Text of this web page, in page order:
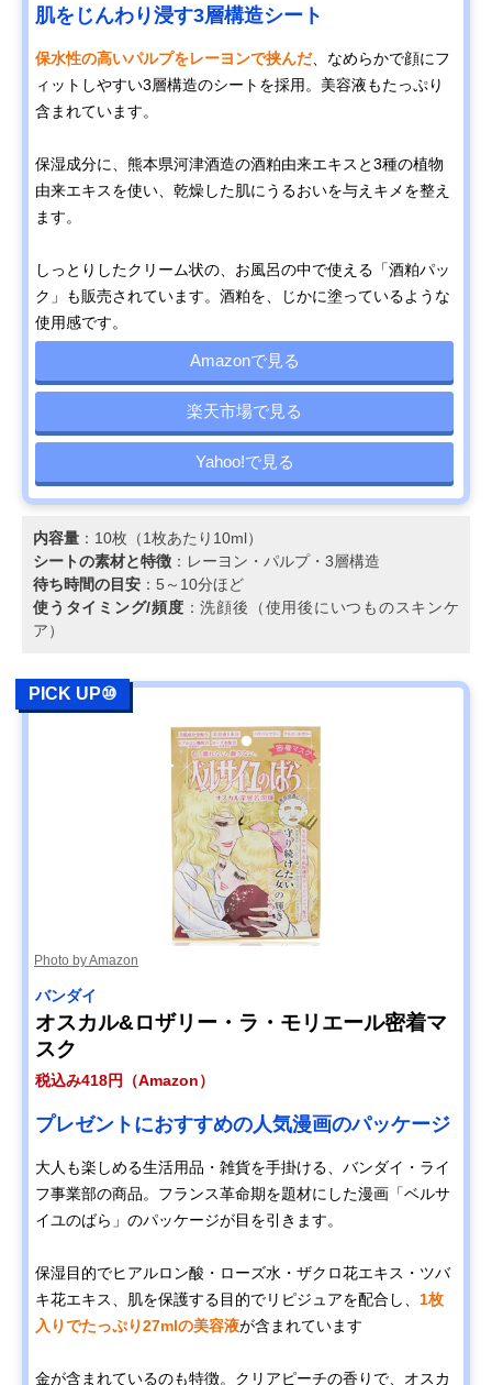
肌をじんわり浸す3層構造シート
保水性の高いパルプをレーヨンで挟んだ、なめらかで顔にフ
ィットしやすい3層構造のシートを採用。美容液もたっぷり
含まれています。
保湿成分に、熊本県河津酒造の酒粕由来エキスと3種の植物
由来エキスを使い、乾燥した肌にうるおいを与えキメを整え
ます。
しっとりしたクリーム状の、お風呂の中で使える「酒粕パッ
ク」も販売されています。酒粕を、じかに塗っているような
使用感です。
Amazonで見る
楽天市場で見る
Yahoo!で見る
内容量 ：10枚（1枚あたり10ml）
シートの素材と特徴 ：レーヨン・パルプ・3層構造
待ち時間の目安 ：5～10分ほど
使うタイミング/頻度 ：洗顔後（使用後にいつものスキンケ
ア）
PICK UP⑩
Photo by Amazon
バンダイ
オスカル&ロザリー・ラ・モリエール密着マ
スク
税込み418円（Amazon）
プレゼントにおすすめの人気漫画のパッケージ
大人も楽しめる生活用品・雑貨を手掛ける、バンダイ・ライ
フ事業部の商品。フランス革命期を題材にした漫画「ベルサ
イユのばら」のパッケージが目を引きます。
保湿目的でヒアルロン酸・ローズ水・ザクロ花エキス・ツバ
キ花エキス、肌を保護する目的でリピジュアを配合し、 1枚
入りでたっぷり27mlの美容液が含まれています
金が含まれているのも特徴。クリアピーチの香りで、オスカ